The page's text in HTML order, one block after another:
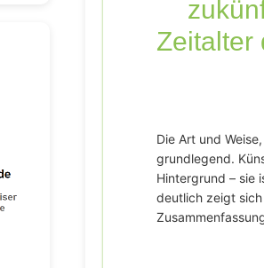
Zeitalter
Die Art und
grundlegend.
Hintergrund – sie
deutlich zeigt